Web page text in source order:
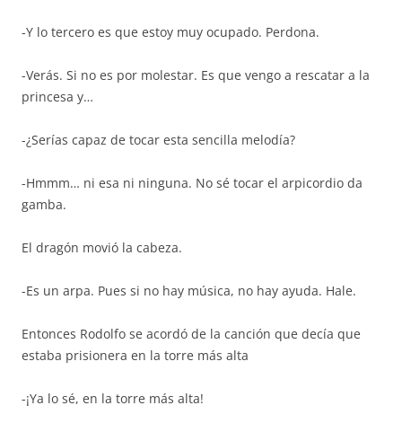
-Y lo tercero es que estoy muy ocupado. Perdona.
-Verás. Si no es por molestar. Es que vengo a rescatar a la
princesa y…
-¿Serías capaz de tocar esta sencilla melodía?
-Hmmm… ni esa ni ninguna. No sé tocar el arpicordio da
gamba.
El dragón movió la cabeza.
-Es un arpa. Pues si no hay música, no hay ayuda. Hale.
Entonces Rodolfo se acordó de la canción que decía que
estaba prisionera en la torre más alta
-¡Ya lo sé, en la torre más alta!